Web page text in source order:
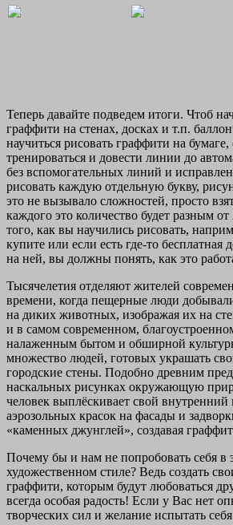
Теперь давайте подведем итоги. Чтоб
граффити на стенах, досках и т.п.
научиться рисовать граффити на
тренироваться и довести линии до
без вспомогательных линий и
рисовать каждую отдельную букву,
это не вызывало сложностей, просто
каждого это количество будет разным
того, как вы научились рисовать,
купите или если есть где-то бесплатная
на ней, вы должны понять, как это
Тысячелетия отделяют жителей
времени, когда пещерные люди
на диких животных, изображая их на
и в самом современном,
налаженным бытом и обширной
множество людей, готовых украшать
городские стены. Подобно древним
наскальных рисунках окружающую
человек выплёскивает свой
аэрозольных красок на фасады и
«каменных джунглей», создавая
Почему бы и нам не попробовать себя в
художественном стиле? Ведь создать
граффити, которым будут любоваться
всегда особая радость! Если у Вас нет
творческих сил и желание испытать